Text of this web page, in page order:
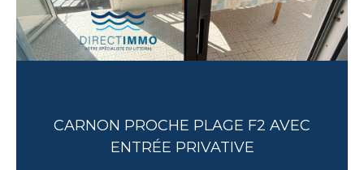
CARNON PROCHE PLAGE F2 AVEC
ENTRÉE PRIVATIVE